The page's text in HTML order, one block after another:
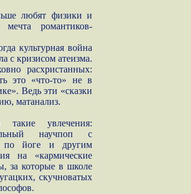
любят физики и
романтиков-
культурная война
с кризисом атеизма.
расхристанных:
это «что-то» не в
Ведь эти «сказки
матанализ.
такие увлечения:
научпоп с
по йоге и другим
на «кармические
за которые в школе
скучноватых